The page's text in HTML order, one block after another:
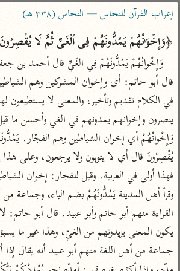
ساهم معنا في نشر القرآن والعلم
الباحث القرآني
بحث تفسير علوم
2 or more characters for results.
Type 1 or more
characters for results.
أمّهات
تفسير الطبري
تفسير ابن كثير
تفسير القرطبي
تفسير البغوي
عامّة
فتح البيان للقنوجي
فتح القدير للشوكاني
تفسير ابن جزي
موسوعات
إعراب القرآن للنحاس — النحاس (٣٣٨ هـ)
﴿وَإِخۡوَ ٰ⁠نُهُمۡ یَمُدُّونَهُمۡ فِی ٱلۡغَیِّ ثُمَّ لَا